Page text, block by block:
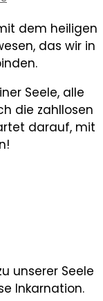
dem heiligen
das wir in
Seele, alle
die zahllosen
darauf, mit
unserer Seele
Inkarnation.